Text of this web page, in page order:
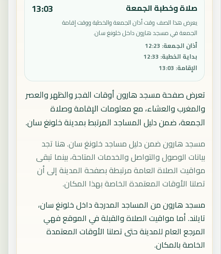
صلاة وخطبة الجمعة
يعرض هذا الصف وقت أذان الجمعة والخطبة ووقت إقامة
الجمعة في مسجد هارون داخل خلونغ سان.
أذان الجمعة:
12:23
بداية الخطبة:
12:33
الإقامة:
13:03
13:03
تعرض صفحة مسجد هارون أوقات الفجر والظهر والعصر
والمغرب والعشاء، مع معلومات الإقامة وصلاة
الجمعة، ضمن دليل المساجد المرتبط بمدينة خلونغ سان.
مسجد هارون ضمن دليل مساجد خلونغ سان. هنا تجد
بيانات الوصول والتواصل والخدمات المتاحة، بينما تبقى
مواقيت الصلاة العامة مرتبطة بصفحة المدينة إلى أن
تصلنا الأوقات المعتمدة الخاصة بهذا المكان.
مسجد هارون من المساجد المدرجة داخل خلونغ سان،
تايلند. أما مواقيت الصلاة والقبلة في الموقع فهي
المرجع العام للمدينة حتى تصلنا الأوقات المعتمدة
الخاصة بالمكان.